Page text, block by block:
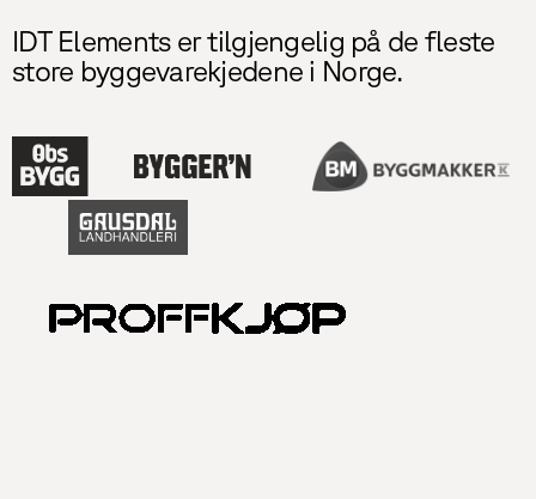
IDT Elements er tilgjengelig på de fleste
store byggevarekjedene i Norge.